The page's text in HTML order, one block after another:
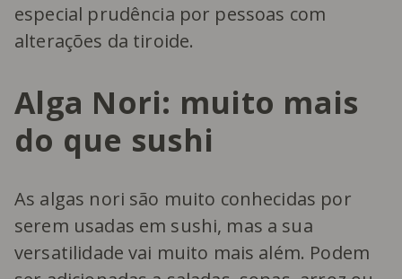
especial prudência por pessoas com
alterações da tiroide.
Alga Nori: muito mais
do que sushi
As algas nori são muito conhecidas por
serem usadas em sushi, mas a sua
versatilidade vai muito mais além. Podem